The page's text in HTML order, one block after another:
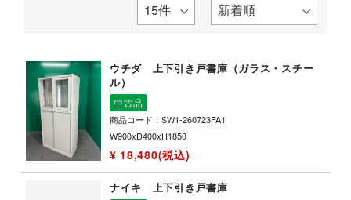
ウチダ 上下引き戸書庫（ガラス・スチー
ル）
中古品
商品コード：SW1-260723FA1
W900xD400xH1850
¥ 18,480(税込)
ナイキ 上下引き戸書庫